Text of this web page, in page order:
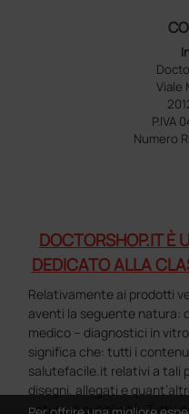
Viale
P.IVA
Numero
DOCTORSHOP.IT È
DEDICATO ALLA
Relativamente ai prodotti
aventi la seguente natura:
medico – diagnostici in
significa che: tutti i
salutefacile.it relativi a tali
disegni, allegati e
natura di pubblicità. Tutti i